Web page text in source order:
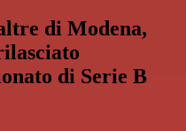
di Modena,
di Serie B